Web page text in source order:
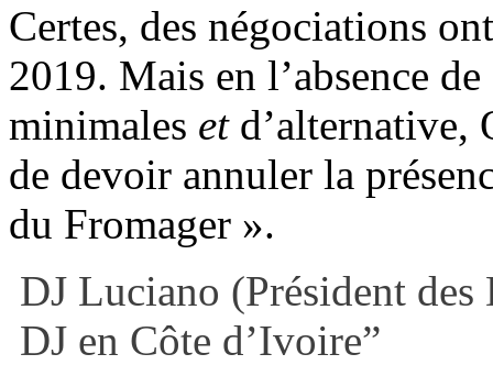
Certes, des négociations
2019. Mais en l’absence
minimales et d’alternative,
de devoir annuler la
du Fromager ».
DJ Luciano (Président
DJ en Côte d’Ivoire”